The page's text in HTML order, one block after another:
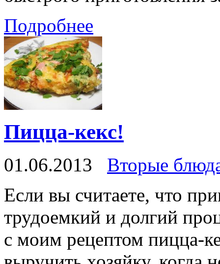
Подробнее
Пицца-кекс!
01.06.2013
Вторые
Если вы считаете, что
трудоемкий и долгий
с моим рецептом пицца-